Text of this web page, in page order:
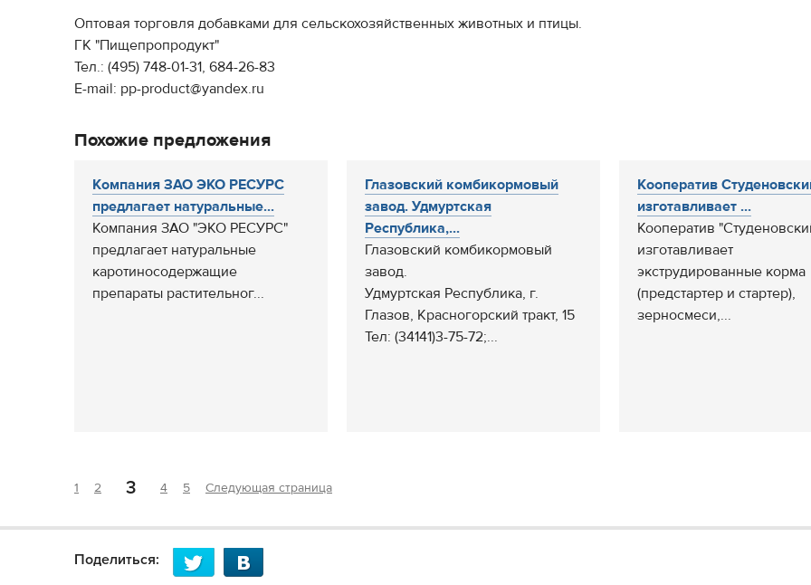
Оптовая торговля добавками для сельскохозяйственных животных и птицы.
ГК "Пищепропродукт"
Тел.: (495) 748-01-31, 684-26-83
E-mail: pp-product@yandex.ru
Похожие предложения
Компания ЗАО ЭКО РЕСУРС
предлагает натуральные...
Компания ЗАО "ЭКО РЕСУРС"
предлагает натуральные
каротиносодержащие
препараты растительног...
Глазовский комбикормовый
завод. Удмуртская
Республика,...
Глазовский комбикормовый
завод.
Удмуртская Республика, г.
Глазов, Красногорский тракт, 15
Тел: (34141)3-75-72;...
Кооператив
изготавливает ...
Кооператив
изготавливает
экструдированные корма
(предстартер и стартер),
зерносмеси,...
1 2 3 4 5 Следующая страница
Поделиться: